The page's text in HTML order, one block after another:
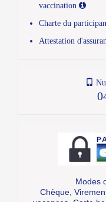
vaccination
Charte du
Attestation
Modes
Chèque,